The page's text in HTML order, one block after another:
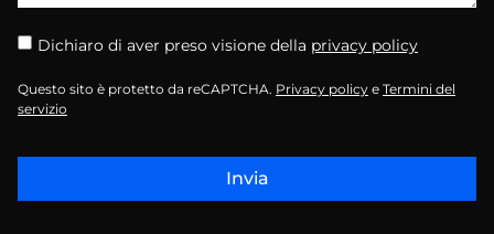
Dichiaro di aver preso visione della privacy policy
Questo sito è protetto da reCAPTCHA. Privacy policy e Termini del
servizio
Invia